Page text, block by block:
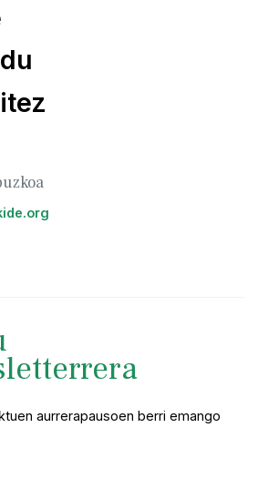
aurrerapausoen berri emango